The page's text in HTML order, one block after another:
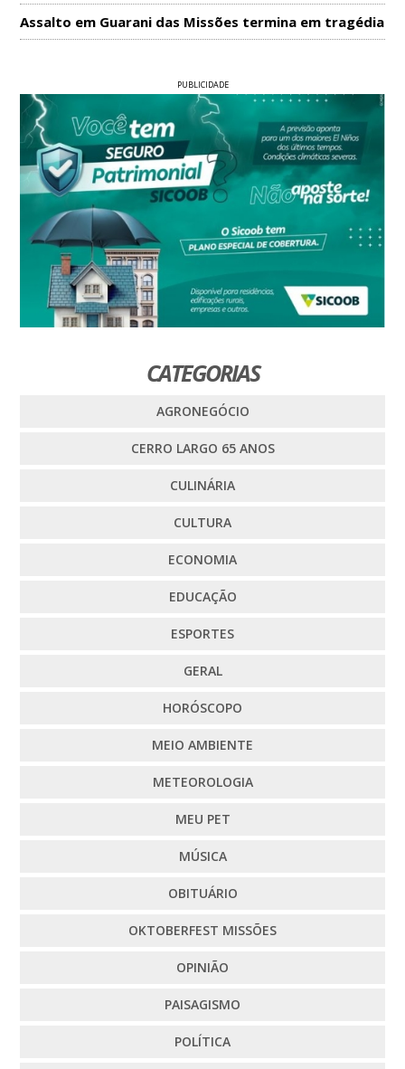
Assalto em Guarani das Missões termina em tragédia
PUBLICIDADE
CATEGORIAS
AGRONEGÓCIO
CERRO LARGO 65 ANOS
CULINÁRIA
CULTURA
ECONOMIA
EDUCAÇÃO
ESPORTES
GERAL
HORÓSCOPO
MEIO AMBIENTE
METEOROLOGIA
MEU PET
MÚSICA
OBITUÁRIO
OKTOBERFEST MISSÕES
OPINIÃO
PAISAGISMO
POLÍTICA